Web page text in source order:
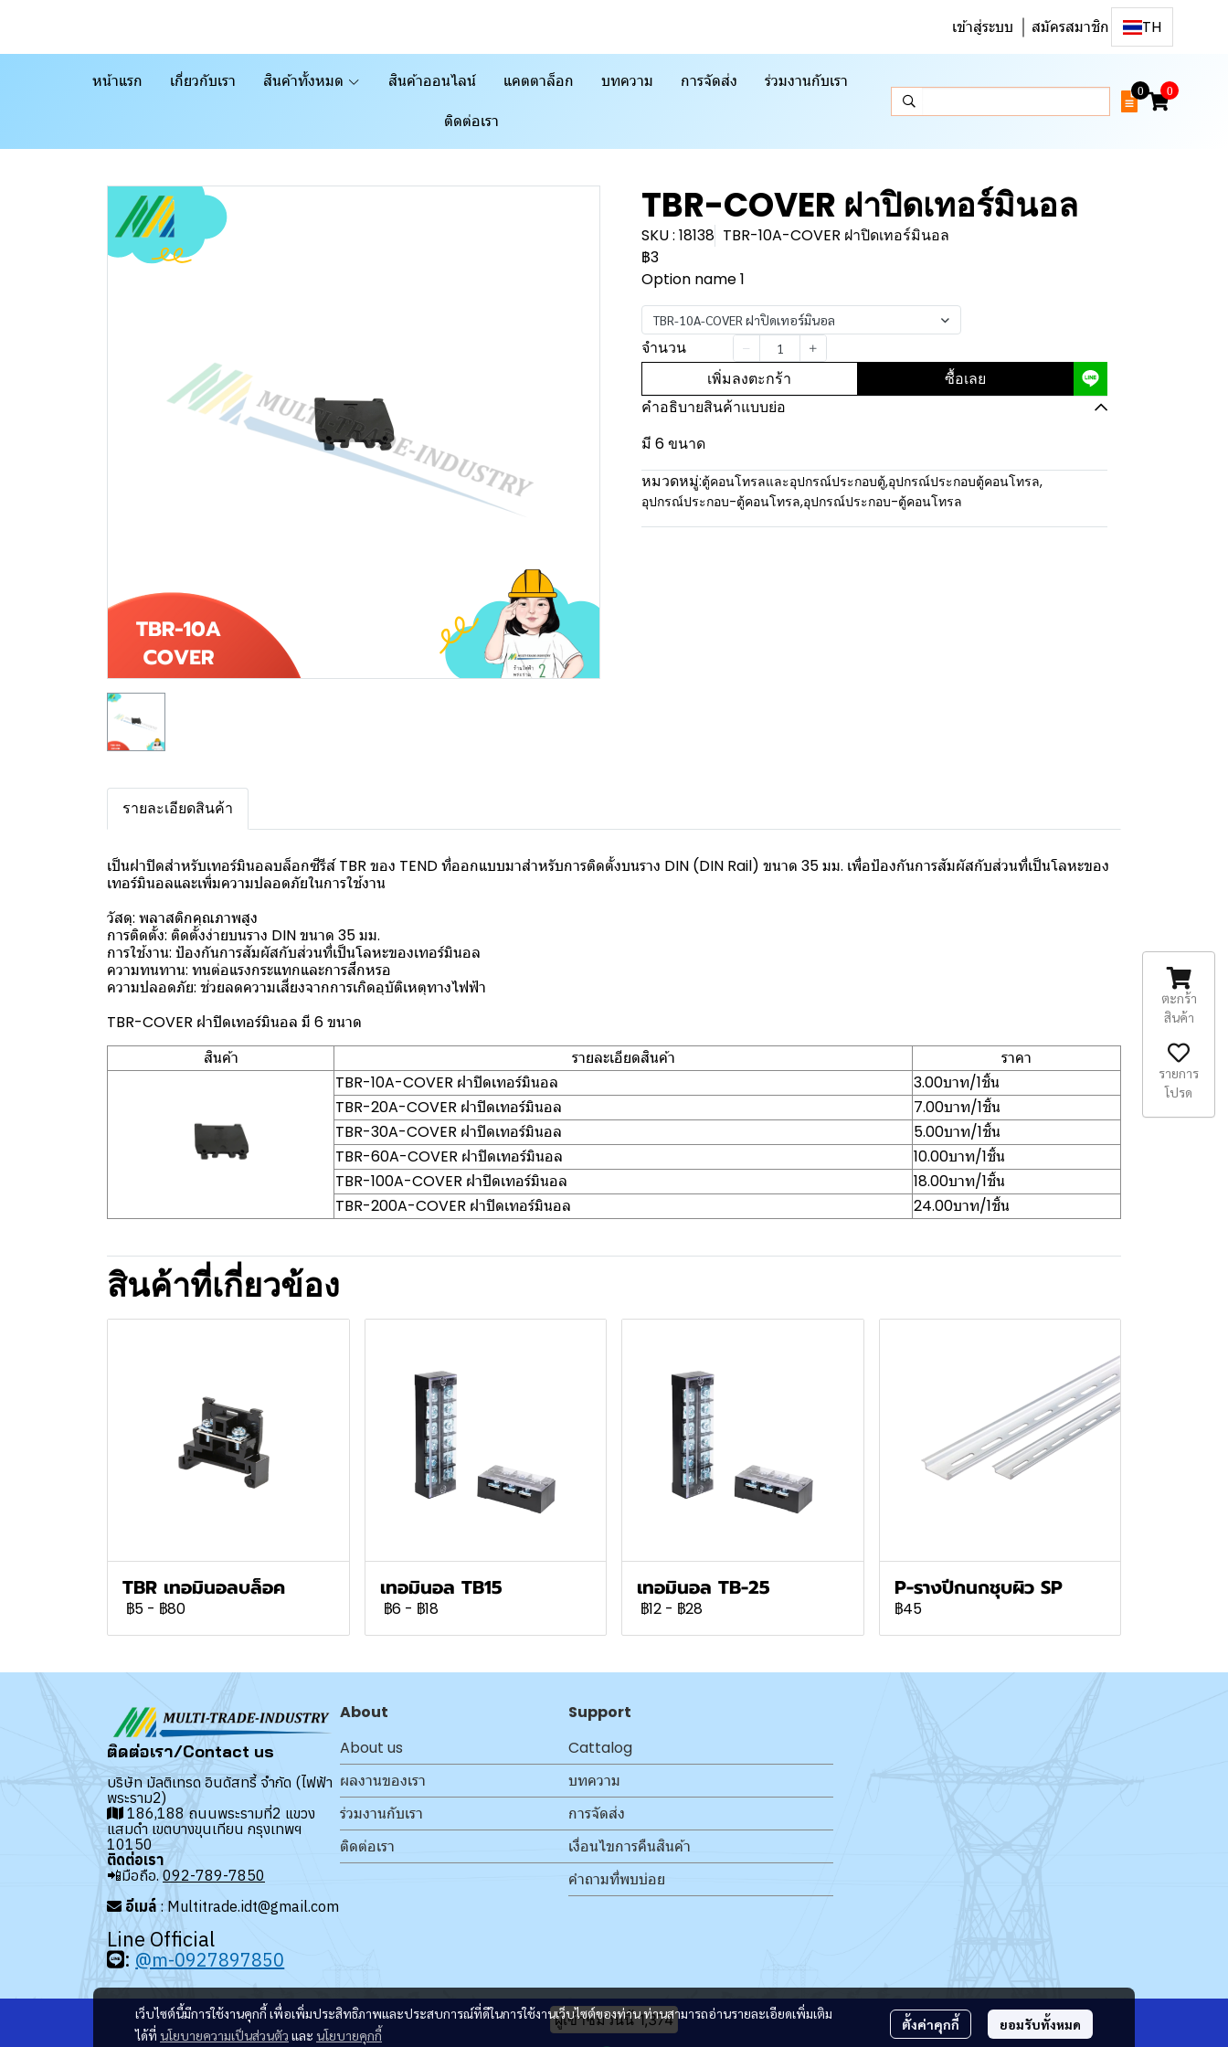
เข้าสู่ระบบ สมัครสมาชิก TH
หน้าแรก เกี่ยวกับเรา สินค้าทั้งหมด สินค้าออนไลน์ แคตตาล็อก บทความ การจัดส่ง ร่วมงานกับเรา
ติดต่อเรา
0 0
TBR-COVER ฝาปิดเทอร์มินอล
SKU : 18138 TBR-10A-COVER ฝาปิดเทอร์มินอล
฿3
Option name 1
TBR-10A-COVER ฝาปิดเทอร์มินอล
จำนวน
เพิ่มลงตะกร้า ซื้อเลย
คำอธิบายสินค้าแบบย่อ
มี 6 ขนาด
หมวดหมู่:ตู้คอนโทรลและอุปกรณ์ประกอบตู้,อุปกรณ์ประกอบตู้คอนโทรล,
อุปกรณ์ประกอบ-ตู้คอนโทรล,อุปกรณ์ประกอบ-ตู้คอนโทรล
รายละเอียดสินค้า
เป็นฝาปิดสำหรับเทอร์มินอลบล็อกซีรีส์ TBR ของ TEND ที่ออกแบบมาสำหรับการติดตั้งบนราง DIN (DIN Rail) ขนาด 35 มม. เพื่อป้องกันการสัมผัสกับส่วนที่เป็นโลหะของ
เทอร์มินอลและเพิ่มความปลอดภัยในการใช้งาน
วัสดุ: พลาสติกคุณภาพสูง
การติดตั้ง: ติดตั้งง่ายบนราง DIN ขนาด 35 มม.
การใช้งาน: ป้องกันการสัมผัสกับส่วนที่เป็นโลหะของเทอร์มินอล
ความทนทาน: ทนต่อแรงกระแทกและการสึกหรอ
ความปลอดภัย: ช่วยลดความเสี่ยงจากการเกิดอุบัติเหตุทางไฟฟ้า
TBR-COVER ฝาปิดเทอร์มินอล มี 6 ขนาด
สินค้า
รายละเอียดสินค้า
ราคา
TBR-10A-COVER ฝาปิดเทอร์มินอล
3.00บาท/1ชิ้น
TBR-20A-COVER ฝาปิดเทอร์มินอล
7.00บาท/1ชิ้น
TBR-30A-COVER ฝาปิดเทอร์มินอล
5.00บาท/1ชิ้น
TBR-60A-COVER ฝาปิดเทอร์มินอล
10.00บาท/1ชิ้น
TBR-100A-COVER ฝาปิดเทอร์มินอล
18.00บาท/1ชิ้น
TBR-200A-COVER ฝาปิดเทอร์มินอล
24.00บาท/1ชิ้น
สินค้าที่เกี่ยวข้อง
TBR เทอมินอลบล็อค
฿5 - ฿80
เทอมินอล TB15
฿6 - ฿18
เทอมินอล TB-25
฿12 - ฿28
P-รางปีกนกชุบผิว SP
฿45
เว็บไซต์นี้มีการใช้งานคุกกี้ เพื่อเพิ่มประสิทธิภาพและประสบการณ์ที่ดีในการใช้งานเว็บไซต์ของท่าน ท่านสามารถอ่านรายละเอียดเพิ่มเติม
ได้ที่ นโยบายความเป็นส่วนตัว และ นโยบายคุกกี้
ตั้งค่าคุกกี้ ยอมรับทั้งหมด
ติดต่อเรา/Contact us
บริษัท มัลติเทรด อินดัสทรี้ จำกัด (ไฟฟ้า
พระราม2)
186,188 ถนนพระรามที่2 แขวง
แสมดำ เขตบางขุนเทียน กรุงเทพฯ
10150
ติดต่อเรา
📲มือถือ. 092-789-7850
อีเมล์ : Multitrade.idt@gmail.com
Line Official
: @m-0927897850
About
About us
ผลงานของเรา
ร่วมงานกับเรา
ติดต่อเรา
Support
Cattalog
บทความ
การจัดส่ง
เงื่อนไขการคืนสินค้า
คำถามที่พบบ่อย
ผู้เข้าชมวันนี้1,374
ตะกร้า
สินค้า
รายการ
โปรด